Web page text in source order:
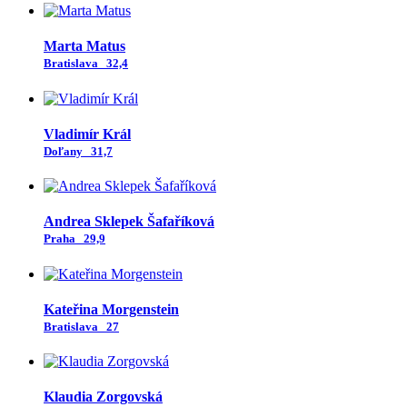
Marta Matus
Bratislava 32,4
Vladimír Král
Doľany 31,7
Andrea Sklepek Šafaříková
Praha 29,9
Kateřina Morgenstein
Bratislava 27
Klaudia Zorgovská